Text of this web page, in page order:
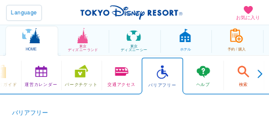
お気に入り
Language
HOME
東京
ディズニーランド
東京
ディズニーシー ホテル 予約 / 購入
ガイド 運営カレンダー パークチケット 交通アクセス バリアフリー ヘルプ 検索
バリアフリー